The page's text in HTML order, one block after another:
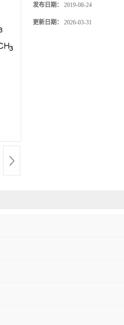
发布日期： 2019-08-24
更新日期： 2026-03-31